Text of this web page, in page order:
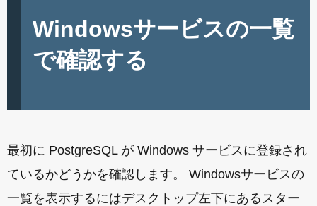
Windowsサービスの一覧
で確認する
最初に PostgreSQL が Windows サービスに登録され
ているかどうかを確認します。 Windowsサービスの
一覧を表示するにはデスクトップ左下にあるスター